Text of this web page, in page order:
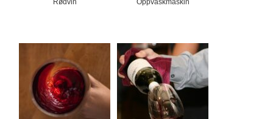
Rødvin
Oppvaskmaskin